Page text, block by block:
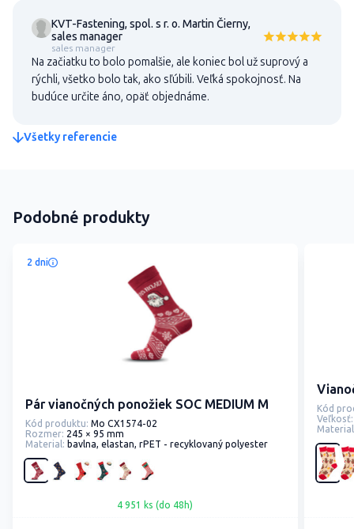
KVT-Fastening, spol. s r. o. Martin Čierny,
sales manager
sales manager
Na začiatku to bolo pomalšie, ale koniec bol už suprový a
rýchli, všetko bolo tak, ako sľúbili. Veľká spokojnosť. Na
budúce určite áno, opäť objednáme.
Všetky referencie
Podobné produkty
2 dni
Pár vianočných ponožiek SOC MEDIUM M
Kód produktu: Mo CX1574-02
Rozmer: 245 × 95 mm
Material: bavlna, elastan, rPET - recyklovaný polyester
4 951 ks (do 48h)
Kód
Veľkosť: